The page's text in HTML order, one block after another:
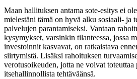
Maan hallituksen antama sote-esitys ei
mielestäni tämä on hyvä alku sosiaali- ja
palvelujen parantamiseksi. Vantaan
kysymykset, varsinkin tilanteessa, jossa
investoinnit kasvavat, on ratkaistava
siirtymistä. Lisäksi rahoituksen
verotusoikeuden, jotta ne voivat toteuttaa
itsehallinnollista tehtäväänsä.